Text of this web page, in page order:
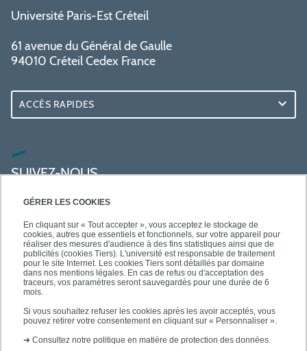
GÉRER LES COOKIES
En cliquant sur « Tout accepter », vous acceptez le stockage de
cookies, autres que essentiels et fonctionnels, sur votre appareil pour
réaliser des mesures d'audience à des fins statistiques ainsi que de
publicités (cookies Tiers). L'université est responsable de traitement
pour le site Internet. Les cookies Tiers sont détaillés par domaine
dans nos mentions légales. En cas de refus ou d'acceptation des
traceurs, vos paramètres seront sauvegardés pour une durée de 6
mois.
Si vous souhaitez refuser les cookies après les avoir acceptés, vous
pouvez retirer votre consentement en cliquant sur « Personnaliser ».
➜ Consultez notre politique en matière de protection des données.
Université Paris-Est Créteil
61 avenue du Général de Gaulle
94010 Créteil Cedex France
ACCÈS RAPIDES
SUIVEZ-NOUS